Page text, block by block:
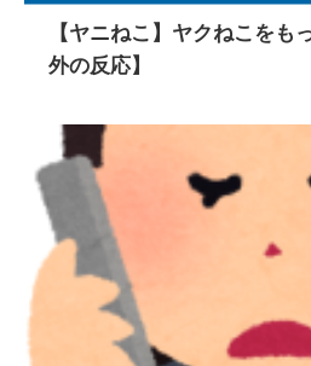
【ヤニねこ】ヤクねこをも
外の反応】